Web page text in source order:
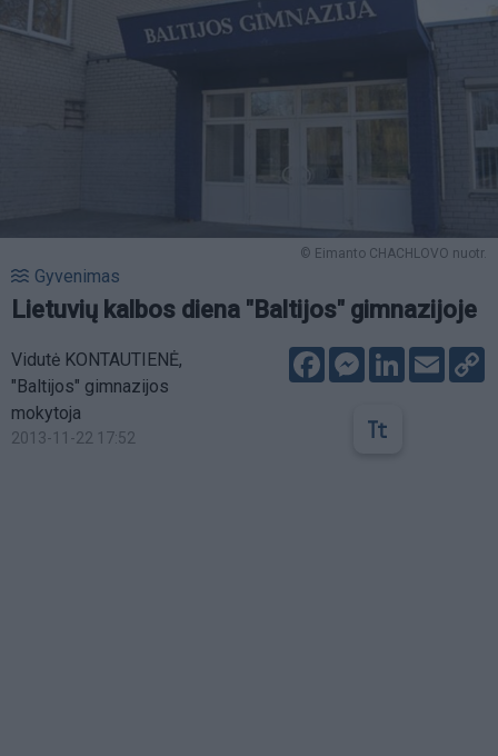
© Eimanto CHACHLOVO nuotr.
Gyvenimas
Lietuvių kalbos diena "Baltijos" gimnazijoje
Vidutė KONTAUTIENĖ,
"Baltijos" gimnazijos
mokytoja
2013-11-22 17:52
FacebookMessenger
LinkedIn
Email